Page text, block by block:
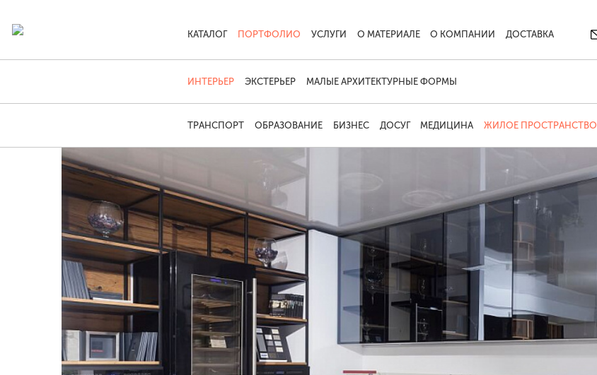
КАТАЛОГ ПОРТФОЛИО
ИНТЕРЬЕР
ТРАНСПОРТ ОБРАЗОВАНИЕ БИЗНЕС ДОСУГ МЕДИЦИНА ЖИЛОЕ ПРОСТРАНСТВО
ЭКСТЕРЬЕР МАЛЫЕ АРХИТЕКТУРНЫЕ ФОРМЫ
УСЛУГИ О МАТЕРИАЛЕ О КОМПАНИИ ДОСТАВКА